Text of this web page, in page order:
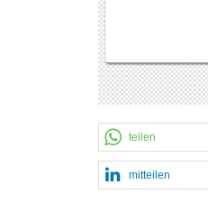
teilen
mitteilen